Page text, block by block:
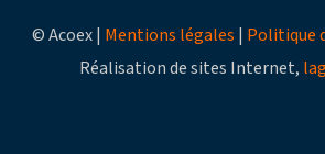
© Acoex | Mentions légales | Politique
Réalisation de sites Internet,